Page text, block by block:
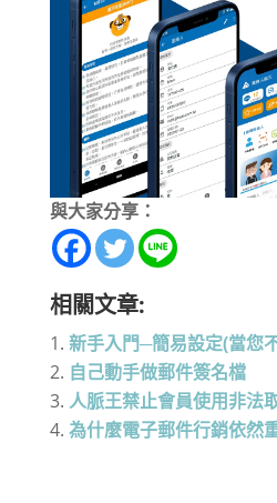
與大家分享：
相關文章:
新手入門─簡易設定(當您
自己動手做郵件簽名檔
人脈王禁止會員使用非法
為什麼電子郵件行銷依然